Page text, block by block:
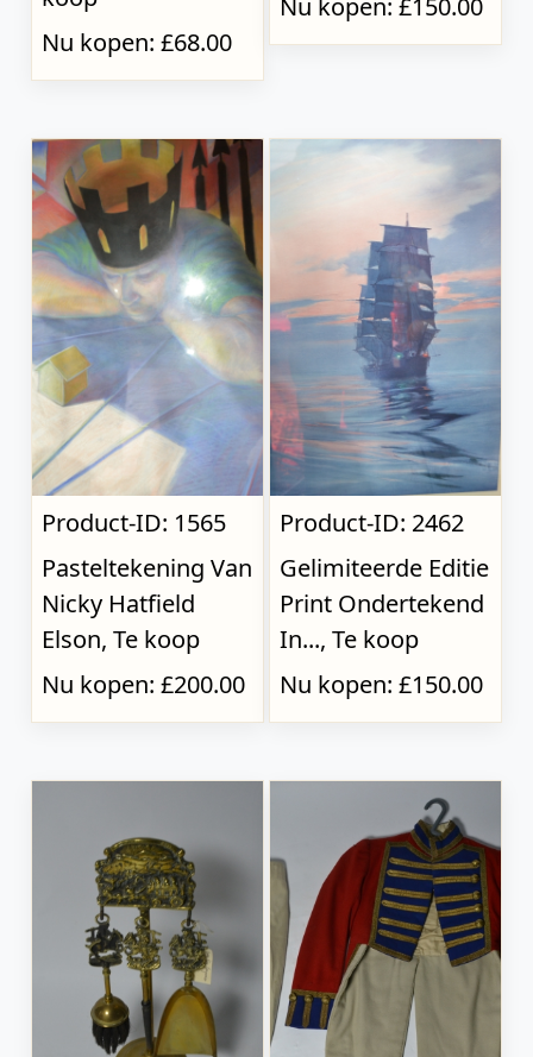
Nu kopen: £68.00
Product-ID: 1565
Pasteltekening Van
Nicky Hatfield
Elson, Te koop
Nu kopen: £200.00
Product-ID: 2462
Gelimiteerde Editie
Print Ondertekend
In..., Te koop
Nu kopen: £150.00